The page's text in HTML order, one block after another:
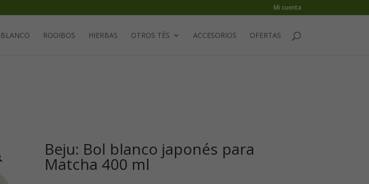
Mi cuenta
ROOIBOS HIERBAS OTROS TÉS ACCESORIOS OFERTAS
Beju: Bol blanco japonés para
Matcha 400 ml